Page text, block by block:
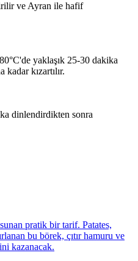
ve Ayran ile hafif
yaklaşık 25-30 dakika
kızartılır.
dinlendirdikten sonra
pratik bir tarif. Patates,
bu börek, çıtır hamuru ve
kazanacak.